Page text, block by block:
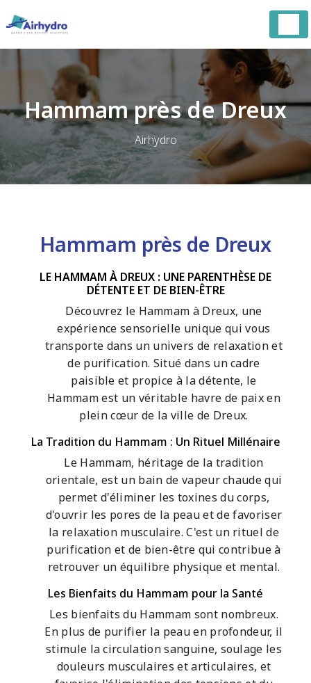
Hammam près de Dreux
Airhydro
Hammam près de Dreux
LE HAMMAM À DREUX : UNE PARENTHÈSE DE
DÉTENTE ET DE BIEN-ÊTRE
Découvrez le Hammam à Dreux, une
expérience sensorielle unique qui vous
transporte dans un univers de relaxation et
de purification. Situé dans un cadre
paisible et propice à la détente, le
Hammam est un véritable havre de paix en
plein cœur de la ville de Dreux.
La Tradition du Hammam : Un Rituel Millénaire
Le Hammam, héritage de la tradition
orientale, est un bain de vapeur chaude qui
permet d'éliminer les toxines du corps,
d'ouvrir les pores de la peau et de favoriser
la relaxation musculaire. C'est un rituel de
purification et de bien-être qui contribue à
retrouver un équilibre physique et mental.
Les Bienfaits du Hammam pour la Santé
Les bienfaits du Hammam sont nombreux.
En plus de purifier la peau en profondeur, il
stimule la circulation sanguine, soulage les
douleurs musculaires et articulaires, et